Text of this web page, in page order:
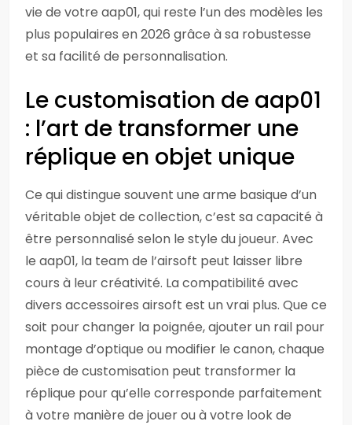
vie de votre aap01, qui reste l’un des modèles les
plus populaires en 2026 grâce à sa robustesse
et sa facilité de personnalisation.
Le customisation de aap01
: l’art de transformer une
réplique en objet unique
Ce qui distingue souvent une arme basique d’un
véritable objet de collection, c’est sa capacité à
être personnalisé selon le style du joueur. Avec
le aap01, la team de l’airsoft peut laisser libre
cours à leur créativité. La compatibilité avec
divers accessoires airsoft est un vrai plus. Que ce
soit pour changer la poignée, ajouter un rail pour
montage d’optique ou modifier le canon, chaque
pièce de customisation peut transformer la
réplique pour qu’elle corresponde parfaitement
à votre manière de jouer ou à votre look de